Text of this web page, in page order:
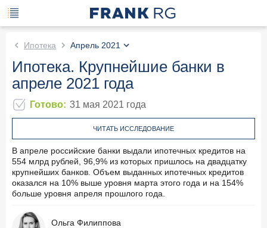
Ипотека Апрель 2021
Ипотека. Крупнейшие банки в
апреле 2021 года
Готово: 31 мая 2021 года
ЧИТАТЬ ИССЛЕДОВАНИЕ
В апреле российские банки выдали ипотечных кредитов на
554 млрд рублей, 96,9% из которых пришлось на двадцатку
крупнейших банков. Объем выданных ипотечных кредитов
оказался на 10% выше уровня марта этого года и на 154%
больше уровня апреля прошлого года.
Ольга Филиппова